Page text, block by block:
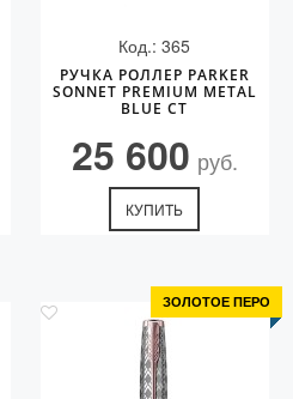
Код.: 365
РУЧКА РОЛЛЕР PARKER
SONNET PREMIUM METAL
BLUE CT
25 600 руб.
КУПИТЬ
ЗОЛОТОЕ ПЕРО